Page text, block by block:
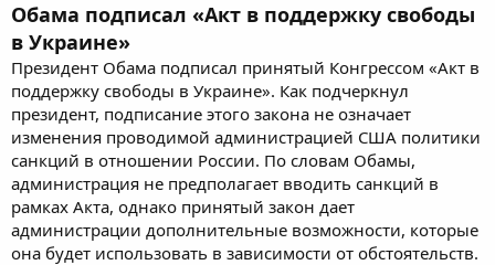
Обама подписал «Акт в поддержку свободы
в Украине»
Президент Обама подписал принятый Конгрессом «Акт в
поддержку свободы в Украине». Как подчеркнул
президент, подписание этого закона не означает
изменения проводимой администрацией США политики
санкций в отношении России. По словам Обамы,
администрация не предполагает вводить санкций в
рамках Акта, однако принятый закон дает
администрации дополнительные возможности, которые
она будет использовать в зависимости от обстоятельств.